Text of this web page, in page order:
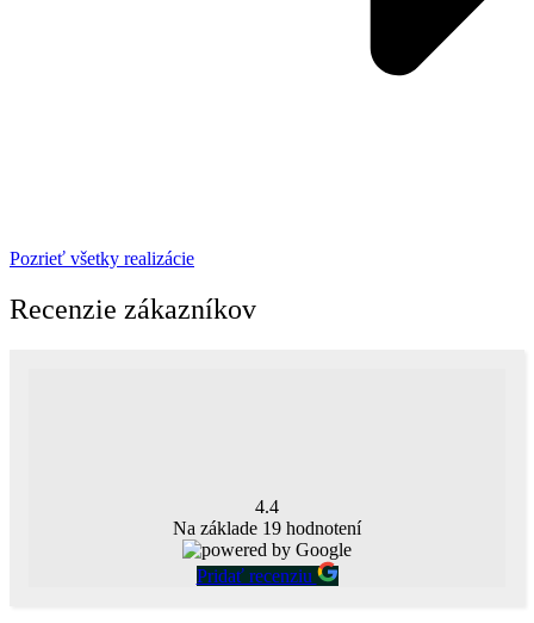
Pozrieť všetky realizácie
Recenzie zákazníkov
4.4
Na základe 19 hodnotení
Pridať recenziu